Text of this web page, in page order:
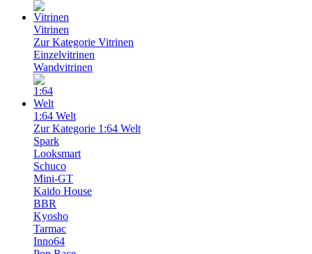
Vitrinen
Zur Kategorie Vitrinen
Einzelvitrinen
Wandvitrinen
1:64 Welt
Zur Kategorie 1:64 Welt
Spark
Looksmart
Schuco
Mini-GT
Kaido House
BBR
Kyosho
Tarmac
Inno64